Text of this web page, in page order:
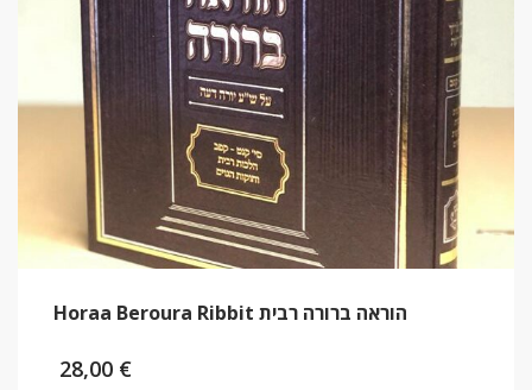
Horaa Beroura Ribbit הוראה ברורה רבית
28,00 €